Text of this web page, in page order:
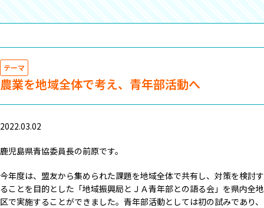
テーマ
農業を地域全体で考え、青年部活動へ
2022.03.02
鹿児島県青協委員長の前原です。
今年度は、盟友から集められた課題を地域全体で共有し、対策を検討す
ることを目的とした「地域振興局とＪＡ青年部との語る会」を県内全地
区で実施することができました。青年部活動としては初の試みであり、